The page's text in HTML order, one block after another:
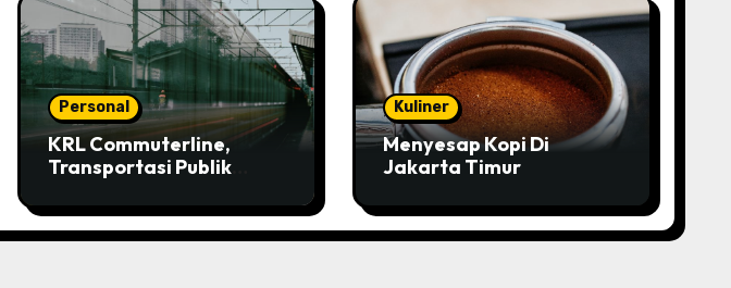
Personal
KRL Commuterline,
Transportasi Publik
Kuliner
Menyesap Kopi Di
Jakarta Timur